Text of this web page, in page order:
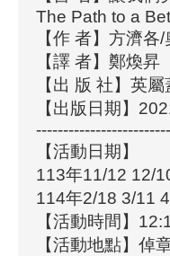
The Path to a
【作 者】方濟
【譯 者】鄭煥昇
【出 版 社】英
【出版日期】
【活動日期】
113年11/12 12/
114年2/18 3/11
【活動時間】
【活動地點】倬